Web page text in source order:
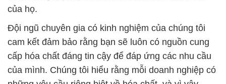
của mình. Chúng tôi hiểu rằng mỗi doanh nghiệp có
những yêu cầu riêng biệt về hóa chất, và vì vậy,
chúng tôi đã phát triển một danh mục sản phẩm đa
dạng để đáp ứng mọi nhu cầu. Tại Đắc Trường
Phát, chúng tôi luôn đặt chất lượng sản phẩm lên
hàng đầu.